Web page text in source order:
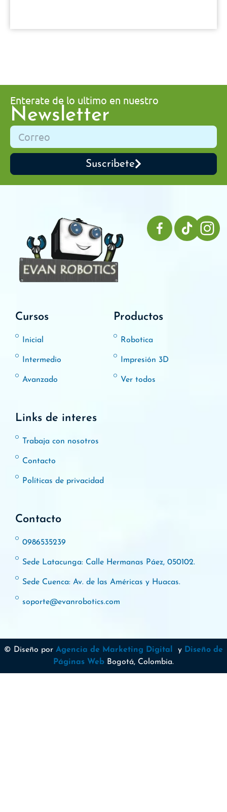
Enterate de lo ultimo en nuestro
Newsletter
Suscribete
Cursos
Inicial
Intermedio
Avanzado
Productos
Robotica
Impresión 3D
Ver todos
Links de interes
Trabaja con nosotros
Contacto
Políticas de privacidad
Contacto
0986535239
Sede Latacunga: Calle Hermanas Páez, 050102.
Sede Cuenca: Av. de las Américas y Huacas.
soporte@evanrobotics.com
© Diseño por Agencia de Marketing Digital y Diseño de
Páginas Web Bogotá, Colombia.